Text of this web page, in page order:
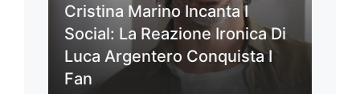
Cristina Marino Incanta I
Social: La Reazione Ironica Di
Luca Argentero Conquista I
Fan